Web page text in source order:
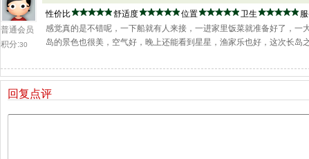
普通会员
积分:30
性价比
舒适度 位置 卫生
感觉真的是不错呢，一下船就有人来接，一进家里饭菜就准备好了，一
岛的景色也很美，空气好，晚上还能看到星星，渔家乐也好，这次长岛
回复点评